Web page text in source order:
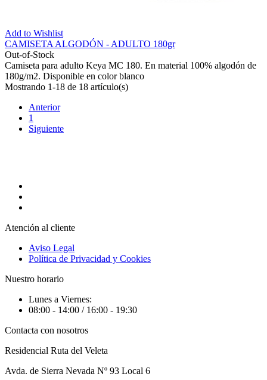
Add to Wishlist
CAMISETA ALGODÓN - ADULTO 180gr
Out-of-Stock
Camiseta para adulto Keya MC 180. En material 100% algodón de
180g/m2. Disponible en color blanco
Mostrando 1-18 de 18 artículo(s)
Anterior
1
Siguiente
Atención al cliente
Aviso Legal
Política de Privacidad y Cookies
Nuestro horario
Lunes a Viernes:
08:00 - 14:00 / 16:00 - 19:30
Contacta con nosotros
Residencial Ruta del Veleta
Avda. de Sierra Nevada Nº 93 Local 6